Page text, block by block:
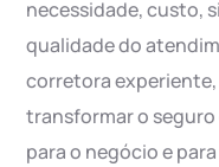
necessidade, custo,
qualidade do
corretora
transformar o
para o negócio e